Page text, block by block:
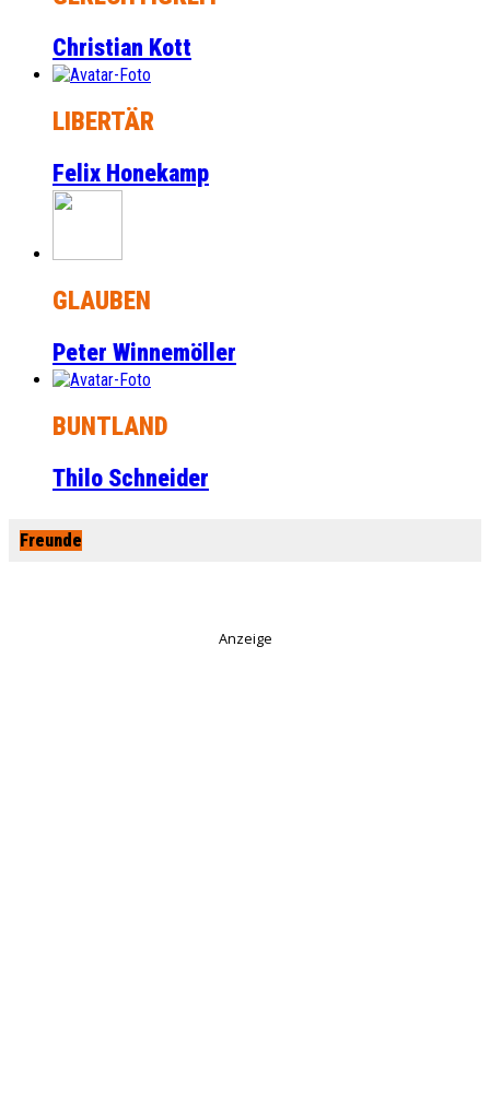
Christian Kott
LIBERTÄR
Felix Honekamp
GLAUBEN
Peter Winnemöller
BUNTLAND
Thilo Schneider
Freunde
Anzeige